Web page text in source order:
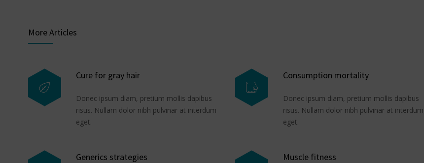
More Articles
Cure for gray hair
Donec ipsum diam, pretium mollis dapibus
risus. Nullam dolor nibh pulvinar at interdum
eget.
Generics strategies
Consumption mortality
Donec ipsum diam, pretium mollis dapibus
risus. Nullam dolor nibh pulvinar at interdum
eget.
Muscle fitness